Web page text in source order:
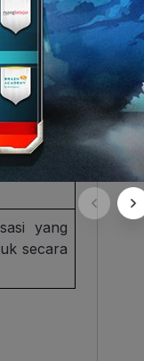
konflik
yang
lebih
dan
yang
secara